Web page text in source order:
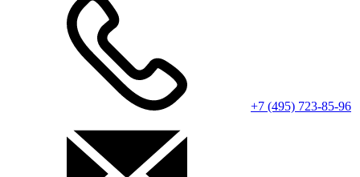
+7 (495) 723-85-96